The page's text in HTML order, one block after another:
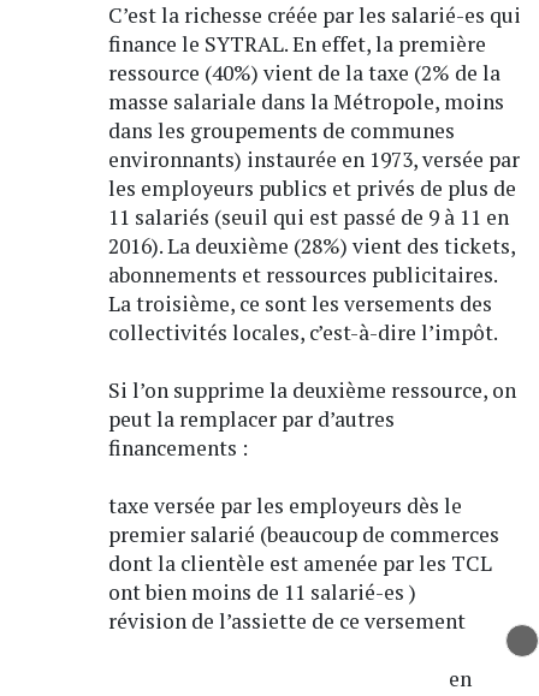
C’est la richesse créée par les salarié-es qui
finance le SYTRAL. En effet, la première
ressource (40%) vient de la taxe (2% de la
masse salariale dans la Métropole, moins
dans les groupements de communes
environnants) instaurée en 1973, versée par
les employeurs publics et privés de plus de
11 salariés (seuil qui est passé de 9 à 11 en
2016). La deuxième (28%) vient des tickets,
abonnements et ressources publicitaires.
La troisième, ce sont les versements des
collectivités locales, c’est-à-dire l’impôt.
Si l’on supprime la deuxième ressource, on
peut la remplacer par d’autres
financements :
taxe versée par les employeurs dès le
premier salarié (beaucoup de commerces
dont la clientèle est amenée par les TCL
ont bien moins de 11 salarié-es )
révision de l’assiette de ce versement
revenus financiers (des promoteurs en